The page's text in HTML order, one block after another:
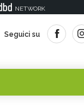
NETWORK
Seguici su